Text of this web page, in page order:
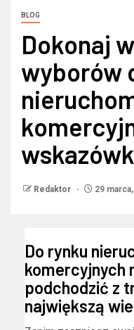
BLOG
Dokonaj
wyborów
Redaktor 29
Do rynku
komercyjnych
podchodzić z
największą